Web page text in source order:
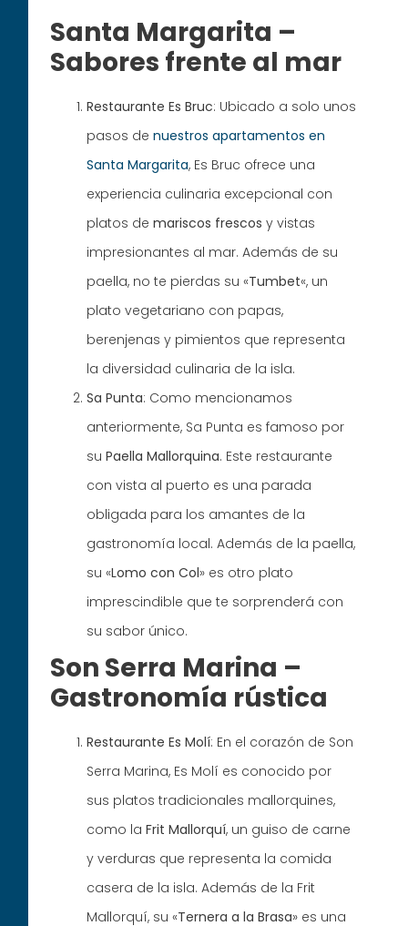
Santa Margarita –
Sabores frente al mar
Restaurante Es Bruc: Ubicado a solo unos
pasos denuestros apartamentos en
Santa Margarita, Es Bruc ofrece una
experiencia culinaria excepcional con
platos demariscos frescos y vistas
impresionantes al mar. Además de su
paella, no te pierdas su «Tumbet«, un
plato vegetariano con papas,
berenjenas y pimientos que representa
la diversidad culinaria de la isla.
Sa Punta: Como mencionamos
anteriormente, Sa Punta es famoso por
suPaella Mallorquina. Este restaurante
con vista al puerto es una parada
obligada para los amantes de la
gastronomía local. Además de la paella,
su «Lomo con Col» es otro plato
imprescindible que te sorprenderá con
su sabor único.
Son Serra Marina –
Gastronomía rústica
Restaurante Es Molí: En el corazón de Son
Serra Marina, Es Molí es conocido por
sus platos tradicionales mallorquines,
como laFrit Mallorquí, un guiso de carne
y verduras que representa la comida
casera de la isla. Además de la Frit
Mallorquí, su «Ternera a la Brasa» es una